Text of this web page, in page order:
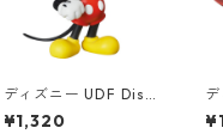
ディズニー UDF Disn
ey ミッキーマウス
（クラシック） フィギ
¥1,320